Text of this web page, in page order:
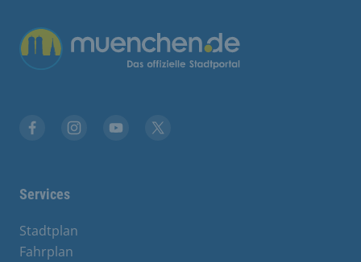
Services
Stadtplan
Fahrplan